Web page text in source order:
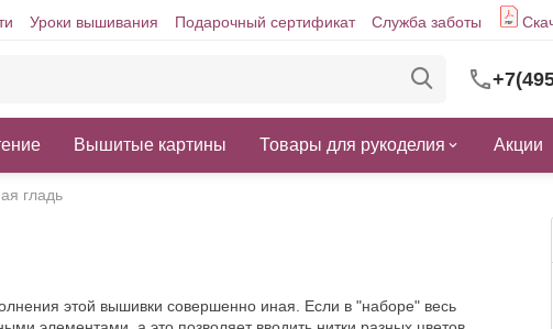
Уроки вышивания Подарочный сертификат Служба заботы
Вышитые картины Товары для рукоделия Акции
гладь
этой вышивки совершенно иная. Если в "наборе" весь